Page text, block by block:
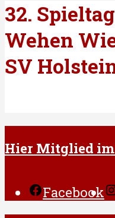
32.
Wehen
SV
Hier Mitglied im
Facebook